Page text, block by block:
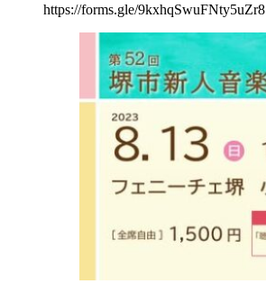
https://forms.gle/9kxhqSwuFNty5uZr8